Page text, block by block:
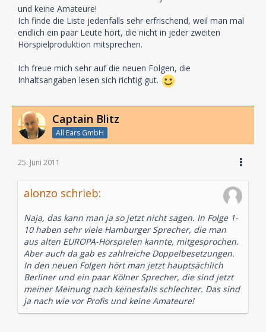
und keine Amateure!
Ich finde die Liste jedenfalls sehr erfrischend, weil man mal
endlich ein paar Leute hört, die nicht in jeder zweiten
Hörspielproduktion mitsprechen.
Ich freue mich sehr auf die neuen Folgen, die
Inhaltsangaben lesen sich richtig gut.
Captain Blitz
All Ears GmbH
25. Juni 2011
alonzo schrieb:
Naja, das kann man ja so jetzt nicht sagen. In Folge 1-
10 haben sehr viele Hamburger Sprecher, die man
aus alten EUROPA-Hörspielen kannte, mitgesprochen.
Aber auch da gab es zahlreiche Doppelbesetzungen.
In den neuen Folgen hört man jetzt hauptsächlich
Berliner und ein paar Kölner Sprecher, die sind jetzt
meiner Meinung nach keinesfalls schlechter. Das sind
ja nach wie vor Profis und keine Amateure!